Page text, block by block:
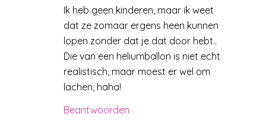
Ik heb geen kinderen, maar ik weet
dat ze zomaar ergens heen kunnen
lopen zonder dat je dat door hebt..
Die van een heliumballon is niet echt
realistisch, maar moest er wel om
lachen, haha!
Beantwoorden